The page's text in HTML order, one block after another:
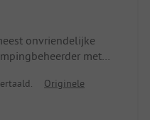
onvriendelijke
met
zitten en zijn
doorbrengen. De
Originele